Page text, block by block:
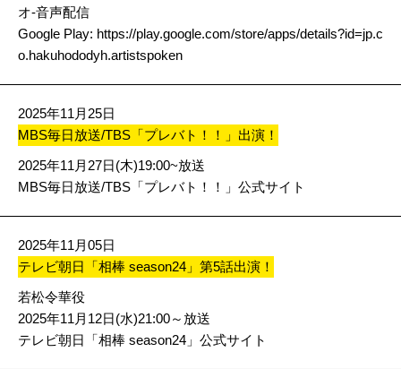
オ-音声配信
Google Play: https://play.google.com/store/apps/details?id=jp.c
o.hakuhododyh.artistspoken
2025年11月25日
MBS毎日放送/TBS「プレバト！！」出演！
2025年11月27日(木)19:00~放送
MBS毎日放送/TBS「プレバト！！」公式サイト
2025年11月05日
テレビ朝日「相棒 season24」第5話出演！
若松令華役
2025年11月12日(水)21:00～放送
テレビ朝日「相棒 season24」公式サイト